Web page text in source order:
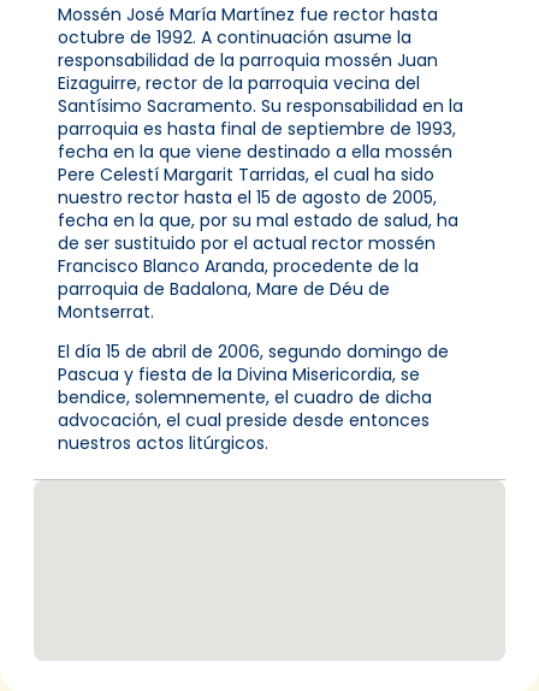
Mossén José María Martínez fue rector hasta
octubre de 1992. A continuación asume la
responsabilidad de la parroquia mossén Juan
Eizaguirre, rector de la parroquia vecina del
Santísimo Sacramento. Su responsabilidad en la
parroquia es hasta final de septiembre de 1993,
fecha en la que viene destinado a ella mossén
Pere Celestí Margarit Tarridas, el cual ha sido
nuestro rector hasta el 15 de agosto de 2005,
fecha en la que, por su mal estado de salud, ha
de ser sustituido por el actual rector mossén
Francisco Blanco Aranda, procedente de la
parroquia de Badalona, Mare de Déu de
Montserrat.
El día 15 de abril de 2006, segundo domingo de
Pascua y fiesta de la Divina Misericordia, se
bendice, solemnemente, el cuadro de dicha
advocación, el cual preside desde entonces
nuestros actos litúrgicos.